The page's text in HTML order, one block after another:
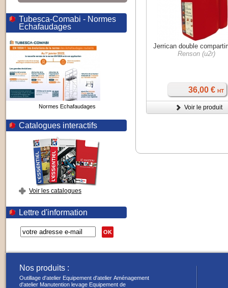
Tubesca-Comabi - Normes
Echafaudages
Normes Echafaudages
Catalogues interactifs
Voir les catalogues
Lettre d'information
OK
Jerrican double
Renson (u2r)
36,00 € HT
Voir le produit
Nos produits :
Outillage d'atelier Equipement d'atelier Aménagement
d'atelier Manutention levage Equipement de